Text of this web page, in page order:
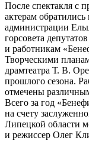
После спектакля с
актерам
администрации
горсовета
и работникам
Творческими
драмтеатра Т. В.
прошлого сезона.
отмечены
Всего за год
на счету
Липецкой области
и режиссер Олег